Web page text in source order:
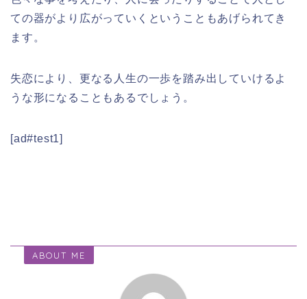
ての器がより広がっていくということもあげられてき
ます。
失恋により、更なる人生の一歩を踏み出していけるよ
うな形になることもあるでしょう。
[ad#test1]
ABOUT ME